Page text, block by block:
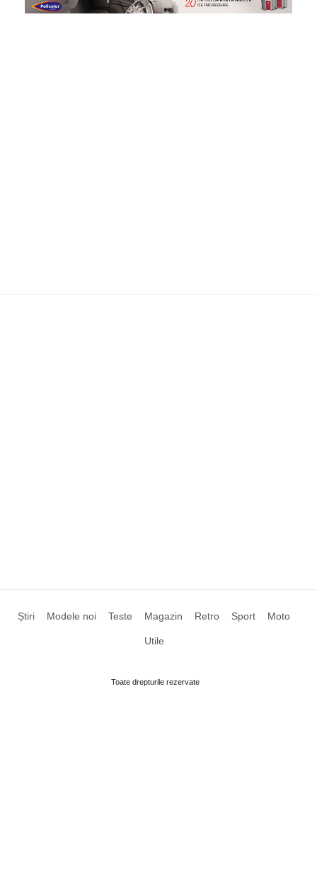
Știri Modele noi Teste Magazin Retro Sport Moto
Utile
Toate drepturile rezervate